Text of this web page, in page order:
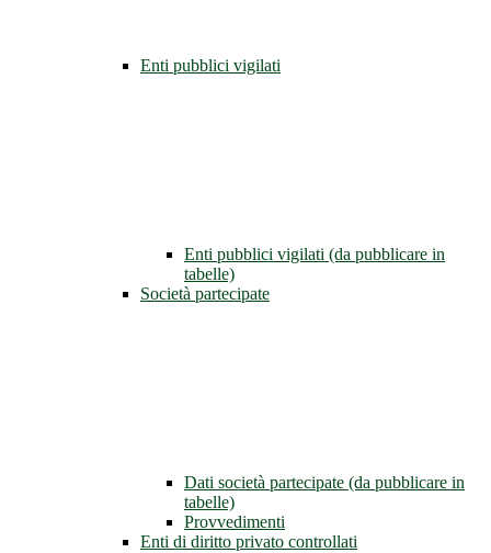
Enti pubblici vigilati
Enti pubblici vigilati (da pubblicare in
tabelle)
Società partecipate
Dati società partecipate (da pubblicare in
tabelle)
Provvedimenti
Enti di diritto privato controllati